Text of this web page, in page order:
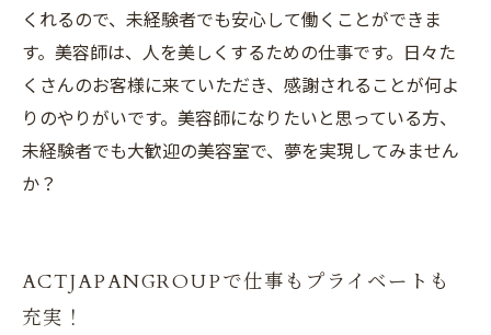
くれるので、未経験者でも安心して働くことができま
す。美容師は、人を美しくするための仕事です。日々た
くさんのお客様に来ていただき、感謝されることが何よ
りのやりがいです。美容師になりたいと思っている方、
未経験者でも大歓迎の美容室で、夢を実現してみません
か？
ACTJAPANGROUPで仕事もプライベートも
充実！